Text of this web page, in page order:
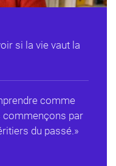
si la vie vaut la
comme
commençons par
du passé.»